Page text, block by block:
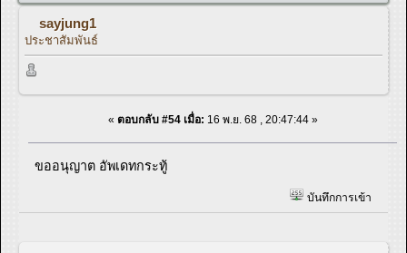
sayjung1
ประชาสัมพันธ์
« ตอบกลับ #54 เมื่อ: 16 พ.ย. 68 , 20:47:44 »
ขออนุญาต อัพเดทกระทู้
บันทึกการเข้า